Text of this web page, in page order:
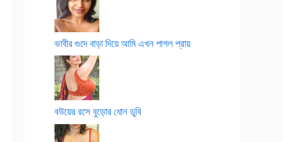
ভাবীর গুদে বাড়া দিয়ে আমি এখন পাগল প্রায়
বউয়ের রসে বুড়োর ধোন ডুবি